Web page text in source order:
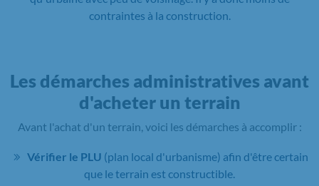
contraintes à la construction.
Les démarches administratives avant
d'acheter un terrain
Avant l'achat d'un terrain, voici les démarches à accomplir :
Vérifier le PLU (plan local d'urbanisme) afin d'être certain
que le terrain est constructible.